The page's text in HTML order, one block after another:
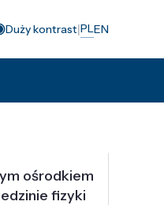
Duży kontrast|PLEN
ośrodkiem
fizyki